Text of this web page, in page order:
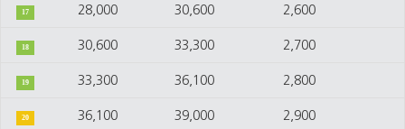
17 28,000 30,600 2,600
18 30,600 33,300 2,700
19 33,300 36,100 2,800
20 36,100 39,000 2,900